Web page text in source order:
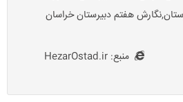
هفتم دبیرستان خراسان
منبع: HezarOstad.ir